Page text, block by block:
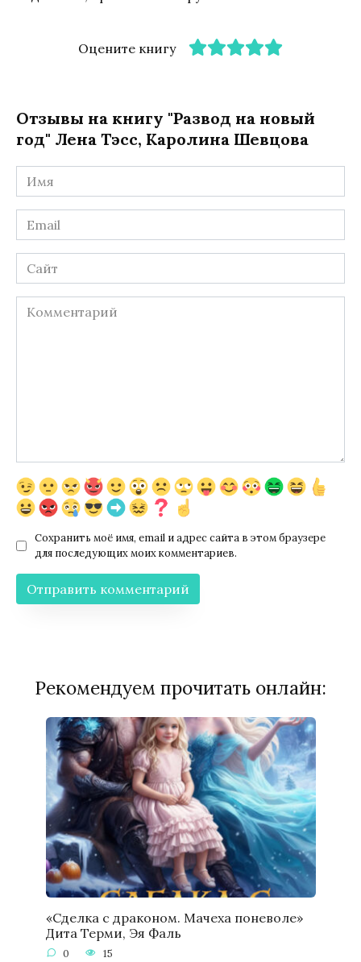
Оцените книгу
Отзывы на книгу "Развод на новый
год" Лена Тэсс, Каролина Шевцова
Имя
*
Email
*
Сайт
Комментарий
Сохранить моё имя, email и адрес сайта в этом браузере
для последующих моих комментариев.
Рекомендуем прочитать онлайн:
«Сделка с драконом. Мачеха поневоле»
Дита Терми, Эя Фаль
0 15